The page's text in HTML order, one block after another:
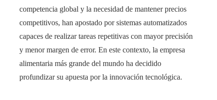
competencia global y la necesidad de mantener precios
competitivos, han apostado por sistemas automatizados
capaces de realizar tareas repetitivas con mayor precisión
y menor margen de error. En este contexto, la empresa
alimentaria más grande del mundo ha decidido
profundizar su apuesta por la innovación tecnológica.